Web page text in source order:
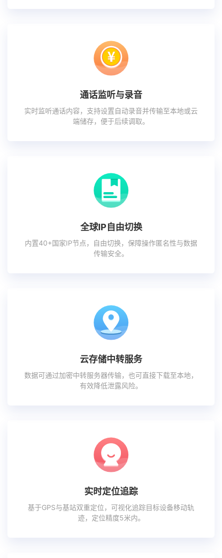
通话监听与录音
实时监听通话内容，支持设置自动录音并传输至本地或云
端储存，便于后续调取。
全球IP自由切换
内置40+国家IP节点，自由切换，保障操作匿名性与数据
传输安全。
云存储中转服务
数据可通过加密中转服务器传输，也可直接下载至本地，
有效降低泄露风险。
实时定位追踪
基于GPS与基站双重定位，可视化追踪目标设备移动轨
迹，定位精度5米内。